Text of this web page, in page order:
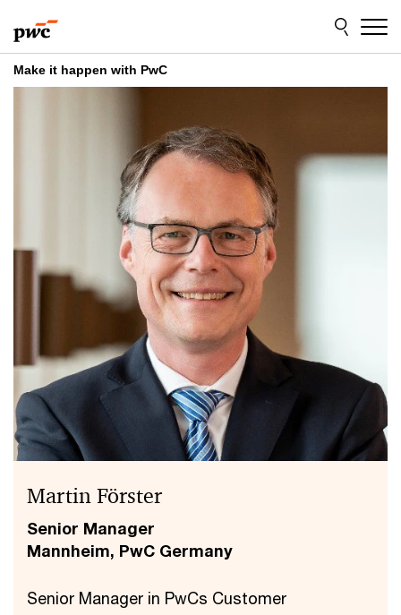
to
content
to
footer
Make it happen with PwC
Martin Förster
Senior Manager
Mannheim, PwC Germany
Senior Manager in PwCs Customer